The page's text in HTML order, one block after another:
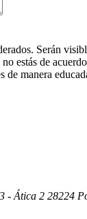
Serán
estás de
de manera
- Ática 2 28224